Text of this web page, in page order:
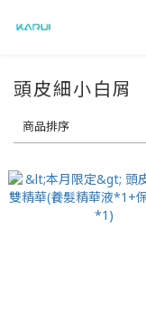
頭皮細小白屑
商品排序